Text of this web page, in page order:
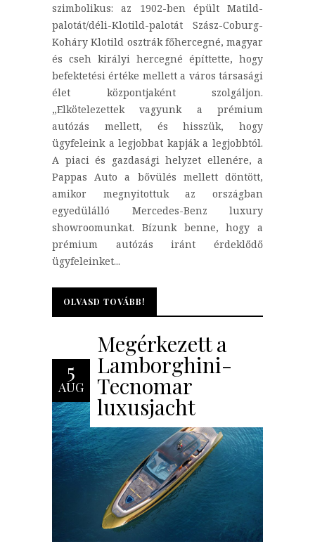
szimbolikus: az 1902-ben épült Matild-
palotát/déli-Klotild-palotát Szász-Coburg-
Koháry Klotild osztrák főhercegné, magyar
és cseh királyi hercegné építtette, hogy
befektetési értéke mellett a város társasági
élet központjaként szolgáljon.
„Elkötelezettek vagyunk a prémium
autózás mellett, és hisszük, hogy
ügyfeleink a legjobbat kapják a legjobbtól.
A piaci és gazdasági helyzet ellenére, a
Pappas Auto a bővülés mellett döntött,
amikor megnyitottuk az országban
egyedülálló Mercedes-Benz luxury
showroomunkat. Bízunk benne, hogy a
prémium autózás iránt érdeklődő
ügyfeleinket...
OLVASD TOVÁBB!
OLVASD TOVÁBB!
5
AUG
Megérkezett a
Lamborghini-
Tecnomar
luxusjacht